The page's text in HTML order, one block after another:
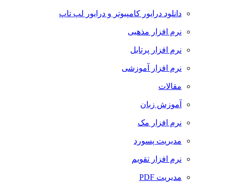
دانلود درایور کامپیوتر و درایور لپ تاپ
نرم افزار مذهبی
نرم افزار پرتابل
نرم افزار آموزشی
مقالات
آموزش زبان
نرم افزار مک
مدیریت پسورد
نرم افزار تقویم
مدیریت PDF